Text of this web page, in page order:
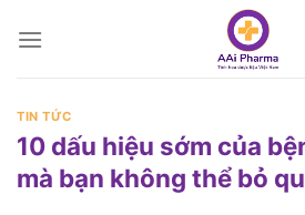
TIN TỨC
10 dấu hiệu sớm của
mà bạn không thể bỏ